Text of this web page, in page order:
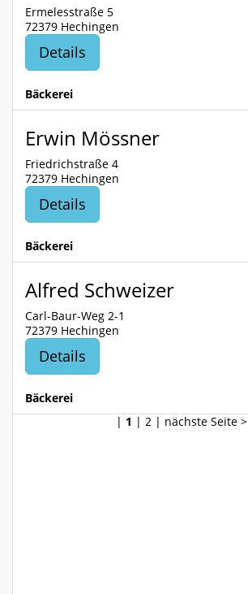
Ermelesstraße 5
72379 Hechingen
Details
Bäckerei
Erwin Mössner
Friedrichstraße 4
72379 Hechingen
Details
Bäckerei
Alfred Schweizer
Carl-Baur-Weg 2-1
72379 Hechingen
Details
Bäckerei
| 1 | 2 | nächste Seite >